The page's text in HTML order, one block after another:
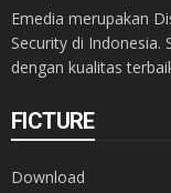
Emedia merupakan
Security di Indonesia.
dengan kualitas
FICTURE
Download